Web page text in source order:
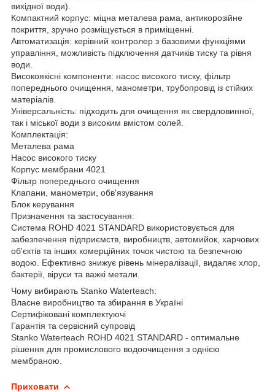
вихідної води).
Компактний корпус: міцна металева рама, антикорозійне
покриття, зручно розміщується в приміщенні.
Автоматизація: керівний контролер з базовими функціями
управління, можливість підключення датчиків тиску та рівня
води.
Високоякісні компоненти: насос високого тиску, фільтр
попереднього очищення, манометри, трубопровід із стійких
матеріалів.
Універсальність: підходить для очищення як свердловинної,
так і міської води з високим вмістом солей.
Комплектація:
Металева рама
Насос високого тиску
Корпус мембрани 4021
Фільтр попереднього очищення
Клапани, манометри, обв'язування
Блок керування
Призначення та застосування:
Система ROHD 4021 STANDARD використовується для
забезпечення підприємств, виробництв, автомийок, харчових
об'єктів та інших комерційних точок чистою та безпечною
водою. Ефективно знижує рівень мінералізації, видаляє хлор,
бактерії, віруси та важкі метали.
Чому вибирають Stanko Waterteach:
Власне виробництво та збирання в Україні
Сертифіковані комплектуючі
Гарантія та сервісний супровід
Stanko Waterteach ROHD 4021 STANDARD - оптимальне
рішення для промислового водоочищення з однією
мембраною.
Приховати